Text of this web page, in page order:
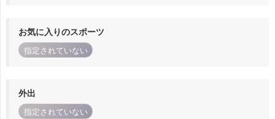
お気に入りのスポーツ
指定されていない
外出
指定されていない